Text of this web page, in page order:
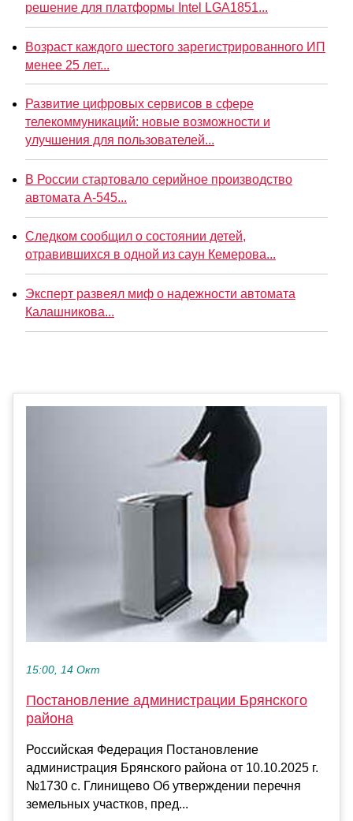
решение для платформы Intel LGA1851...
Возраст каждого шестого зарегистрированного ИП
менее 25 лет...
Развитие цифровых сервисов в сфере
телекоммуникаций: новые возможности и
улучшения для пользователей...
В России стартовало серийное производство
автомата А-545...
Следком сообщил о состоянии детей,
отравившихся в одной из саун Кемерова...
Эксперт развеял миф о надежности автомата
Калашникова...
15:00, 14 Окт
Постановление администрации Брянского
района
Российская Федерация Постановление
администрация Брянского района от 10.10.2025 г.
№1730 с. Глинищево Об утверждении перечня
земельных участков, пред...